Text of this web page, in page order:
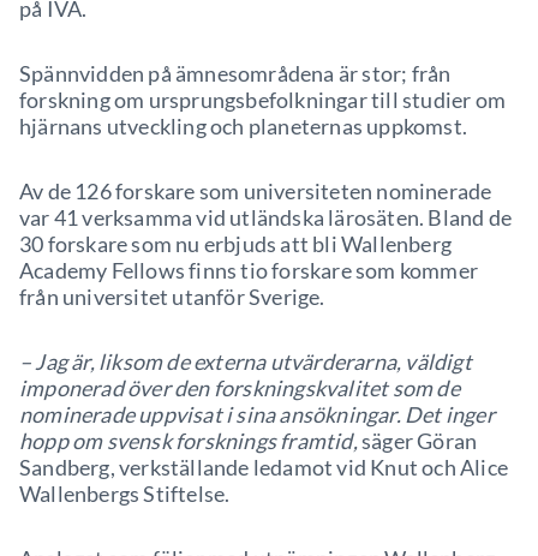
på IVA.
Spännvidden på ämnesområdena är stor; från
forskning om ursprungsbefolkningar till studier om
hjärnans utveckling och planeternas uppkomst.
Av de 126 forskare som universiteten nominerade
var 41 verksamma vid utländska lärosäten. Bland de
30 forskare som nu erbjuds att bli Wallenberg
Academy Fellows finns tio forskare som kommer
från universitet utanför Sverige.
– Jag är, liksom de externa utvärderarna, väldigt
imponerad över den forskningskvalitet som de
nominerade uppvisat i sina ansökningar. Det inger
hopp om svensk forsknings framtid,säger Göran
Sandberg, verkställande ledamot vid Knut och Alice
Wallenbergs Stiftelse.